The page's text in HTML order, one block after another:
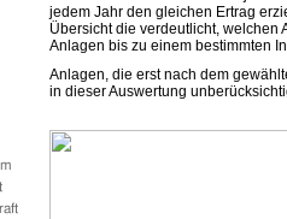
jedem Jahr den gleichen Ertrag
Übersicht die verdeutlicht, welchen
Anlagen bis zu einem bestimmten
Anlagen, die erst nach dem
in dieser Auswertung